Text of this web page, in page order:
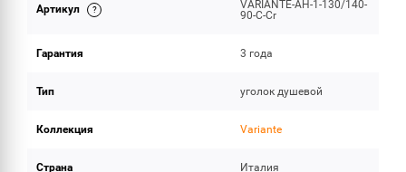
ОБЪЕМ ПОСТАВКИ
Артикул
VARIANTE-AH-1-130/140-
90-C-Cr
Гарантия 3 года
Тип уголок душевой
Коллекция Variante
Страна Италия